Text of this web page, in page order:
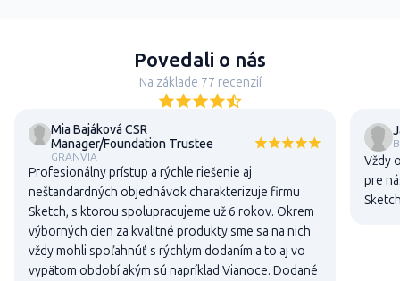
Povedali o nás
Na základe 77 recenzií
Mia Bajáková CSR
Manager/Foundation Trustee
GRANVIA
Profesionálny prístup a rýchle riešenie aj
neštandardných objednávok charakterizuje firmu
Sketch, s ktorou spolupracujeme už 6 rokov. Okrem
výborných cien za kvalitné produkty sme sa na nich
vždy mohli spoľahnúť s rýchlym dodaním a to aj vo
vypätom období akým sú napríklad Vianoce. Dodané
Vždy
pre